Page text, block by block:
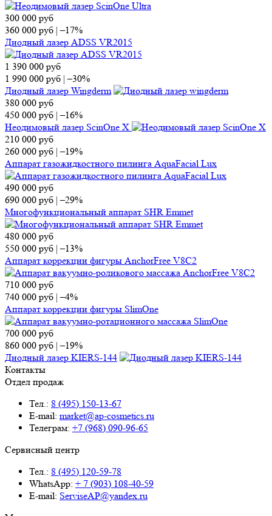
300 000 руб
360 000 руб |–17%
Диодный лазер ADSS VR2015
1 390 000 руб
1 990 000 руб |–30%
Диодный лазер Wingderm
380 000 руб
450 000 руб |–16%
Неодимовый лазер ScinOne X
210 000 руб
260 000 руб |–19%
Аппарат газожидкостного пилинга AquaFacial Lux
490 000 руб
690 000 руб |–29%
Многофункциональный аппарат SHR Emmet
480 000 руб
550 000 руб |–13%
Аппарат коррекции фигуры AnchorFree V8C2
710 000 руб
740 000 руб |–4%
Аппарат коррекции фигуры SlimOne
700 000 руб
860 000 руб |–19%
Диодный лазер KIERS-144
Контакты
Отдел продаж
Тел.: 8 (495) 150-13-67
E-mail: market@ap-cosmetics.ru
Телеграм: +7 (968) 090-96-65
Сервисный центр
Тел.: 8 (495) 120-59-78
WhatsApp: + 7 (903) 108-40-59
E-mail: ServiseAP@yandex.ru